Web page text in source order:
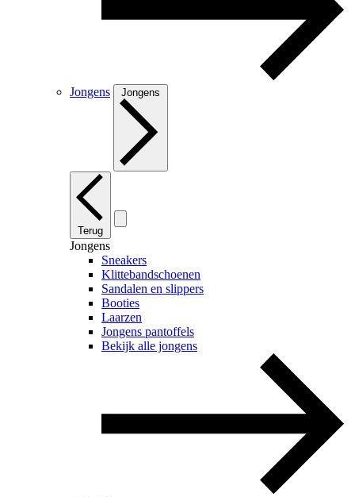
Jongens Jongens
Terug
Jongens
Sneakers
Klittebandschoenen
Sandalen en slippers
Booties
Laarzen
Jongens pantoffels
Bekijk alle jongens